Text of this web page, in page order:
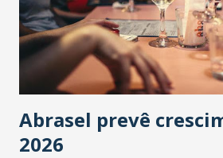
Abrasel prevê
2026